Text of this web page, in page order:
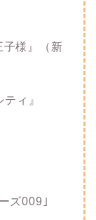
子様 』（ 新
ティ 』
ズ009 ｣